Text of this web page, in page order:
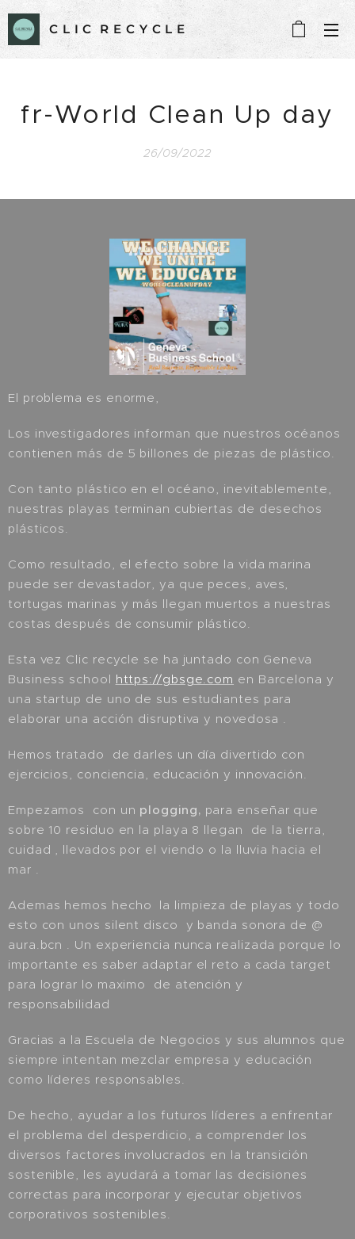
C L I C R E C Y C L E
fr-World Clean Up day
26/09/2022
El problema es enorme,
Los investigadores informan que nuestros océanos
contienen más de 5 billones de piezas de plástico.
Con tanto plástico en el océano, inevitablemente,
nuestras playas terminan cubiertas de desechos
plásticos.
Como resultado, el efecto sobre la vida marina
puede ser devastador, ya que peces, aves,
tortugas marinas y más llegan muertos a nuestras
costas después de consumir plástico.
Esta vez Clic recycle se ha juntado con Geneva
Business school https://gbsge.com en Barcelona y
una startup de uno de sus estudiantes para
elaborar una acción disruptiva y novedosa .
Hemos tratado de darles un día divertido con
ejercicios, conciencia, educación y innovación.
Empezamos con un plogging, para enseñar que
sobre 10 residuo en la playa 8 llegan de la tierra,
cuidad , llevados por el viendo o la lluvia hacia el
mar .
Ademas hemos hecho la limpieza de playas y todo
esto con unos silent disco y banda sonora de @
aura.bcn . Un experiencia nunca realizada porque lo
importante es saber adaptar el reto a cada target
para lograr lo maximo de atención y
responsabilidad
Gracias a la Escuela de Negocios y sus alumnos que
siempre intentan mezclar empresa y educación
como líderes responsables.
De hecho, ayudar a los futuros líderes a enfrentar
el problema del desperdicio, a comprender los
diversos factores involucrados en la transición
sostenible, les ayudará a tomar las decisiones
correctas para incorporar y ejecutar objetivos
corporativos sostenibles.